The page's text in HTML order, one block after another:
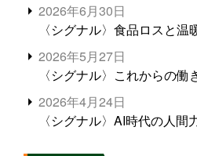
2026年6月30日
〈シグナル〉食品ロスと温
2026年5月27日
〈シグナル〉これからの働
2026年4月24日
〈シグナル〉AI時代の人間